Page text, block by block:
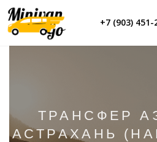
+7 (903) 451-
ТРАНСФЕР
АСТРАХАНЬ